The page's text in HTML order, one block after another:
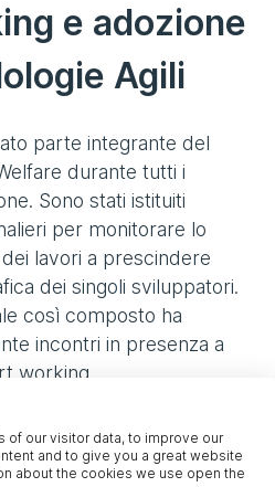
e adozione
Agili
parte integrante del
durante tutti i
Sono stati istituiti
per monitorare lo
lavori a prescindere
dei singoli sviluppatori.
così composto ha
incontri in presenza a
working.
attività da remoto
come Slack per la
of our visitor data, to improve our
and to give you a great website
about the cookies we use open the